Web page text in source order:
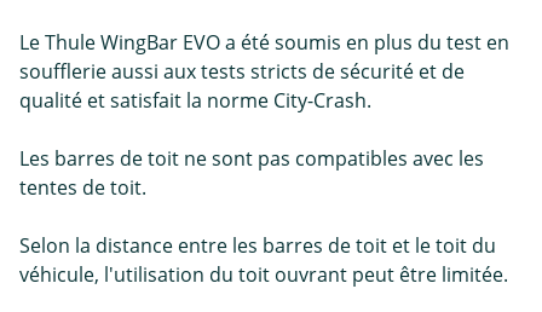
Le Thule WingBar EVO a été soumis en plus du test en
soufflerie aussi aux tests stricts de sécurité et de
qualité et satisfait la norme City-Crash.
Les barres de toit ne sont pas compatibles avec les
tentes de toit.
Selon la distance entre les barres de toit et le toit du
véhicule, l'utilisation du toit ouvrant peut être limitée.